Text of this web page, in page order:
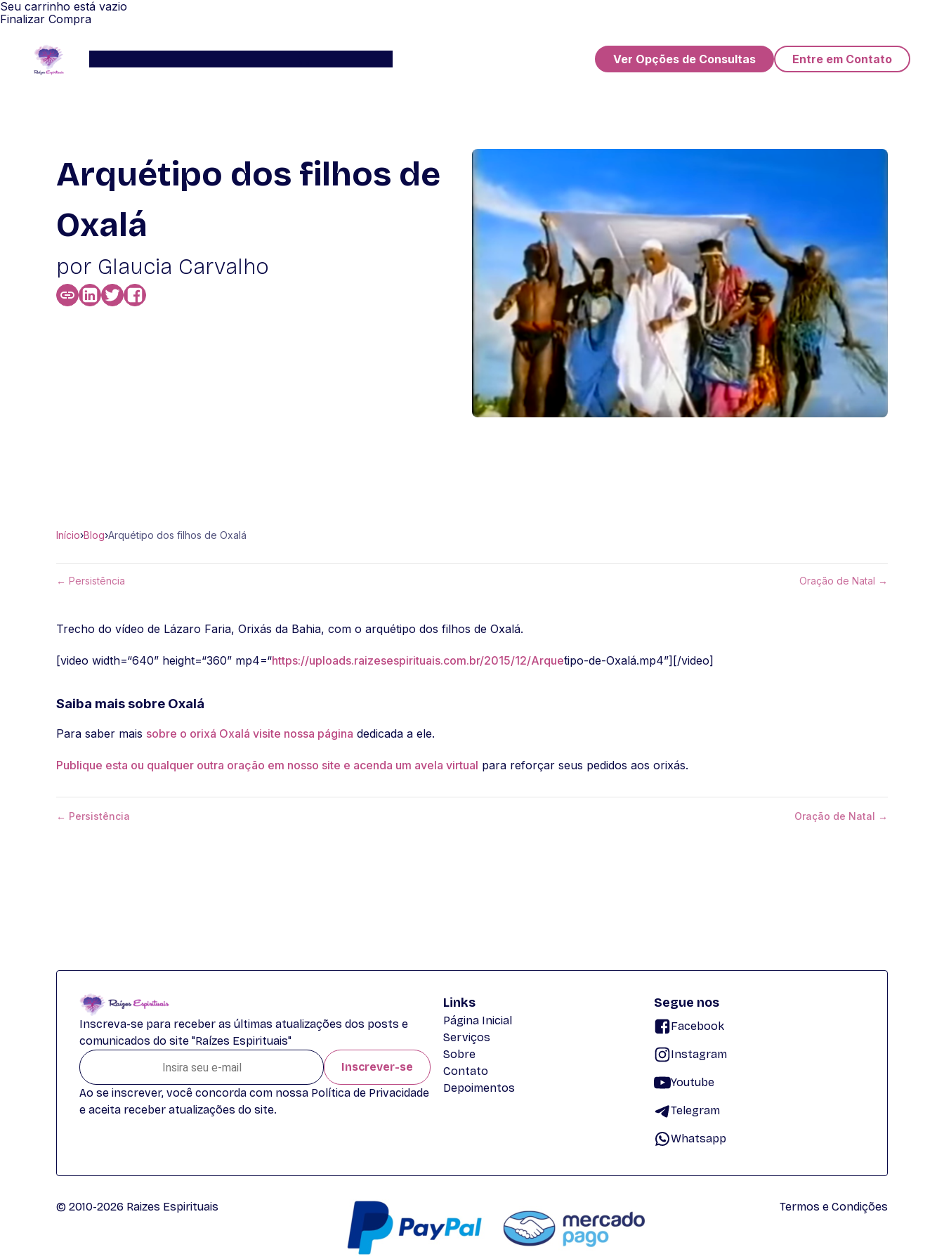
Seu carrinho está vazio
Finalizar Compra
Ver Opções de Consultas Entre em Contato
Arquétipo dos filhos de
Oxalá
por Glaucia Carvalho
Início›Blog›Arquétipo dos filhos de Oxalá
← Persistência Oração de Natal →
Trecho do vídeo de Lázaro Faria, Orixás da Bahia, com o arquétipo dos filhos de Oxalá.
[video width=“640” height=“360” mp4=“https://uploads.raizesespirituais.com.br/2015/12/Arquétipo-de-Oxalá.mp4”][/video]
Saiba mais sobre Oxalá
Para saber mais sobre o orixá Oxalá visite nossa página dedicada a ele.
Publique esta ou qualquer outra oração em nosso site e acenda um avela virtual para reforçar seus pedidos aos orixás.
← Persistência Oração de Natal →
Inscreva-se para receber as últimas atualizações dos posts e
comunicados do site "Raízes Espirituais"
Inscrever-se
Ao se inscrever, você concorda com nossa Política de Privacidade
e aceita receber atualizações do site.
Links
Página Inicial
Serviços
Sobre
Contato
Depoimentos
Segue nos
Facebook
Instagram
Youtube
Telegram
Whatsapp
© 2010-2026 Raizes Espirituais Termos e Condições